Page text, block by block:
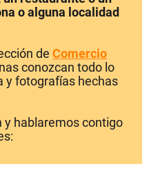
o alguna localidad
de Comercio
conozcan todo lo
y fotografías hechas
y hablaremos contigo